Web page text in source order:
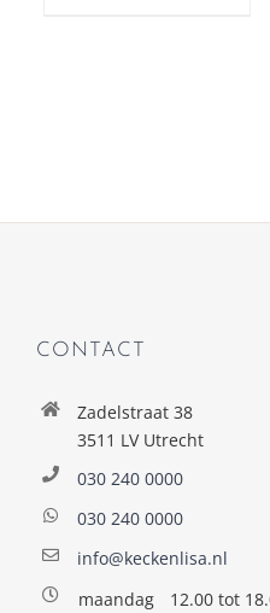
CONTACT
Zadelstraat 38
3511 LV Utrecht
030 240 0000
030 240 0000
info@keckenlisa.nl
maandag
12.00 tot